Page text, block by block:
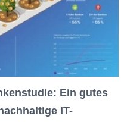
Ein gutes
IT-